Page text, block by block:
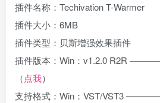
插件名称：Techivation T-Warmer
插件大小：6MB
插件类型：贝斯增强效果插件
插件版本：Win：v1.2.0 R2R
（点我）
支持格式：Win：VST/VST3